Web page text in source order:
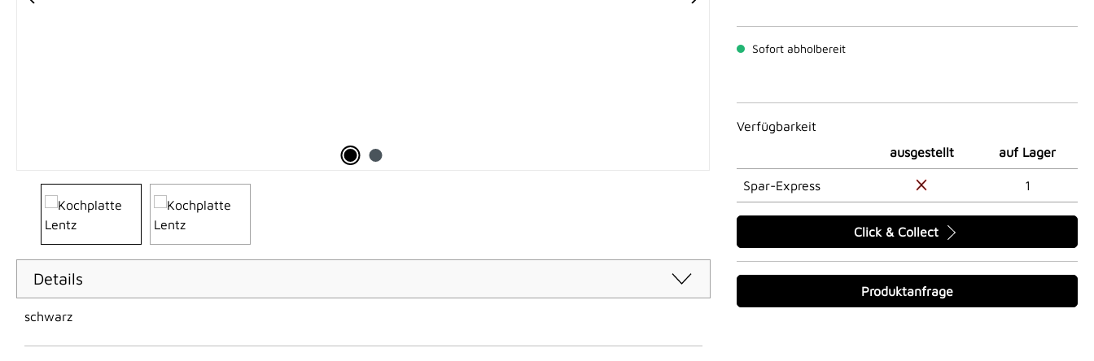
Sofort abholbereit
Verfügbarkeit
ausgestellt
auf Lager
Spar-Express 1
Click & Collect
Produktanfrage
Details
schwarz